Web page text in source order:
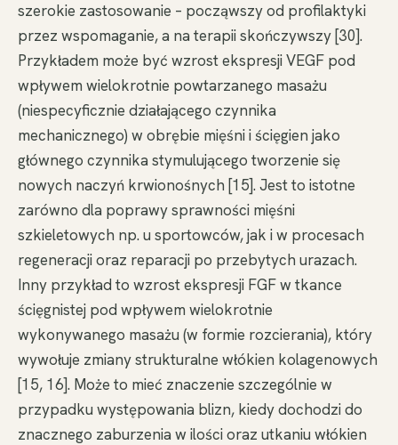
szerokie zastosowanie – począwszy od profilaktyki
przez wspomaganie, a na terapii skończywszy [30].
Przykładem może być wzrost ekspresji VEGF pod
wpływem wielokrotnie powtarzanego masażu
(niespecyficznie działającego czynnika
mechanicznego) w obrębie mięśni i ścięgien jako
głównego czynnika stymulującego tworzenie się
nowych naczyń krwionośnych [15]. Jest to istotne
zarówno dla poprawy sprawności mięśni
szkieletowych np. u sportowców, jak i w procesach
regeneracji oraz reparacji po przebytych urazach.
Inny przykład to wzrost ekspresji FGF w tkance
ścięgnistej pod wpływem wielokrotnie
wykonywanego masażu (w formie rozcierania), który
wywołuje zmiany strukturalne włókien kolagenowych
[15, 16]. Może to mieć znaczenie szczególnie w
przypadku występowania blizn, kiedy dochodzi do
znacznego zaburzenia w ilości oraz utkaniu włókien